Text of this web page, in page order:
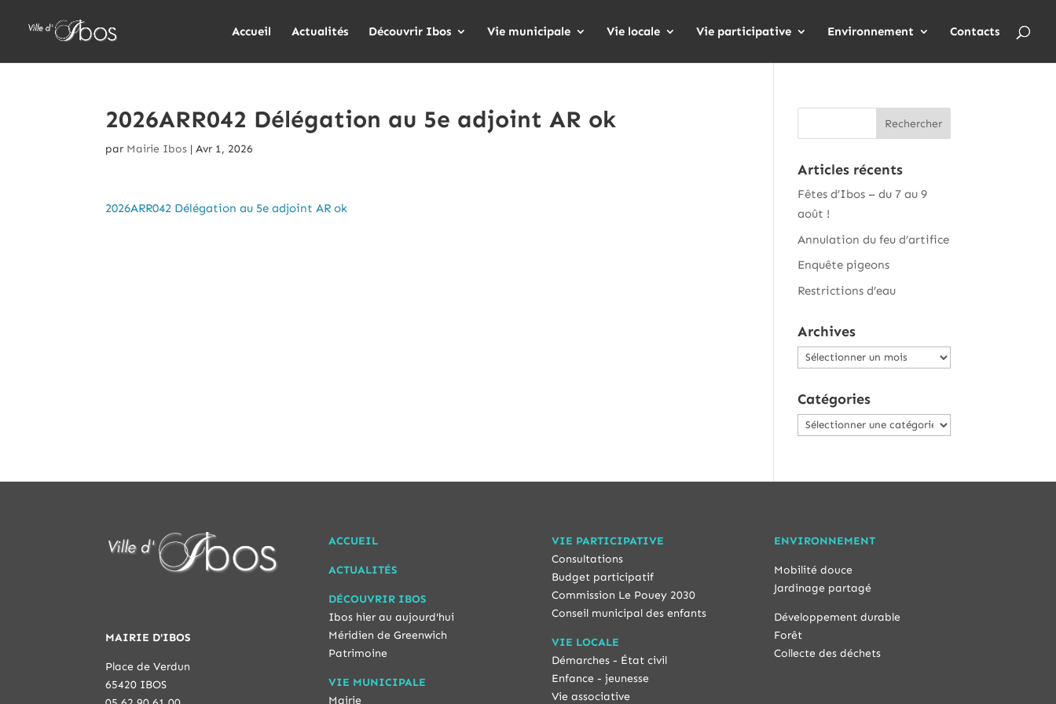
Accueil Actualités Découvrir Ibos Vie municipale Vie locale Vie participative Environnement Contacts
2026ARR042 Délégation au 5e adjoint AR ok
par Mairie Ibos |Avr 1, 2026
2026ARR042 Délégation au 5e adjoint AR ok
Articles récents
Fêtes d’Ibos – du 7 au 9
août !
Annulation du feu d’artifice
Enquête pigeons
Restrictions d’eau
Archives
Archives
Catégories
Catégories
MAIRIE D'IBOS
Place de Verdun
65420 IBOS
ACCUEIL
ACTUALITÉS
DÉCOUVRIR IBOS
Ibos hier au aujourd'hui
Méridien de Greenwich
Patrimoine
VIE MUNICIPALE
Mairie
VIE PARTICIPATIVE
Consultations
Budget participatif
Commission Le Pouey 2030
Conseil municipal des enfants
VIE LOCALE
Démarches - État civil
Enfance - jeunesse
Vie associative
ENVIRONNEMENT
Mobilité douce
Jardinage partagé
Développement durable
Forêt
Collecte des déchets